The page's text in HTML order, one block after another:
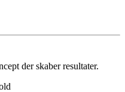
der skaber resultater.